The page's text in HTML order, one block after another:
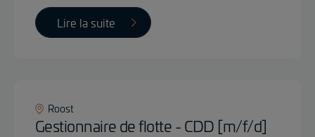
Lire la suite
Roost
Gestionnaire de flotte - CDD [m/f/d]